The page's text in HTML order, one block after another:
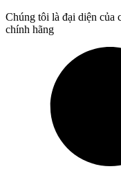
Chúng tôi là đại diện của
chính hãng